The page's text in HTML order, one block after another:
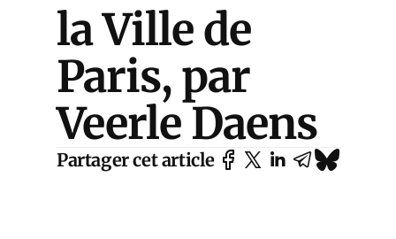
la Ville de
Paris, par
Veerle Daens
Partager cet article